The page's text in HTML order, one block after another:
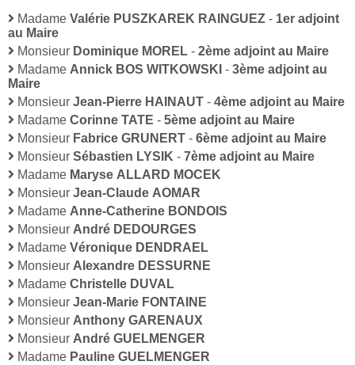
Madame Valérie PUSZKAREK RAINGUEZ - 1er adjoint
au Maire
Monsieur Dominique MOREL - 2ème adjoint au Maire
Madame Annick BOS WITKOWSKI - 3ème adjoint au
Maire
Monsieur Jean-Pierre HAINAUT - 4ème adjoint au Maire
Madame Corinne TATE - 5ème adjoint au Maire
Monsieur Fabrice GRUNERT - 6ème adjoint au Maire
Monsieur Sébastien LYSIK - 7ème adjoint au Maire
Madame Maryse ALLARD MOCEK
Monsieur Jean-Claude AOMAR
Madame Anne-Catherine BONDOIS
Monsieur André DEDOURGES
Madame Véronique DENDRAEL
Monsieur Alexandre DESSURNE
Madame Christelle DUVAL
Monsieur Jean-Marie FONTAINE
Monsieur Anthony GARENAUX
Monsieur André GUELMENGER
Madame Pauline GUELMENGER